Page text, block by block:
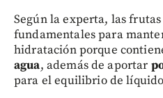
Según la experta, las
fundamentales para
hidratación porque
agua, además de aportar
para el equilibrio de